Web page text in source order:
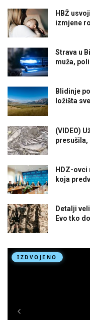
HBŽ
izmjene
Strava u
muža,
Blidinje
ložišta
(VIDEO)
presušila,
HDZ-ovci
koja
Detalji
Evo tko